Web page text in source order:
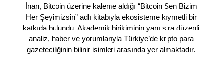
İnan, Bitcoin üzerine kaleme aldığı “Bitcoin Sen Bizim
Her Şeyimizsin” adlı kitabıyla ekosisteme kıymetli bir
katkıda bulundu. Akademik birikiminin yanı sıra düzenli
analiz, haber ve yorumlarıyla Türkiye’de kripto para
gazeteciliğinin bilinir isimleri arasında yer almaktadır.